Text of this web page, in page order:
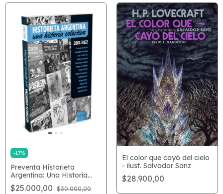
-17%
Preventa Historieta
Argentina: Una Historia
Colectiva
$25.000,00 $30.000,00
El color que cayó del cielo
- ilust. Salvador Sanz
$28.900,00